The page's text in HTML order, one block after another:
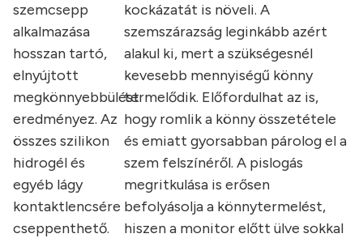
szemcsepp
alkalmazása
hosszan tartó,
elnyújtott
megkönnyebbülést
eredményez. Az
összes szilikon
hidrogél és
egyéb lágy
kontaktlencsére
cseppenthető.
kockázatát is növeli. A
szemszárazság leginkább azért
alakul ki, mert a szükségesnél
kevesebb mennyiségű könny
termelődik. Előfordulhat az is,
hogy romlik a könny összetétele
és emiatt gyorsabban párolog el a
szem felszínéről. A pislogás
megritkulása is erősen
befolyásolja a könnytermelést,
hiszen a monitor előtt ülve sokkal